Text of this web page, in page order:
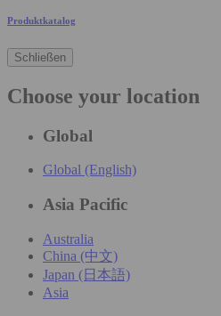
Produktkatalog
Schließen
Choose your location
Global
Global (English)
Asia Pacific
Australia
China (中文)
Japan (日本語)
Asia